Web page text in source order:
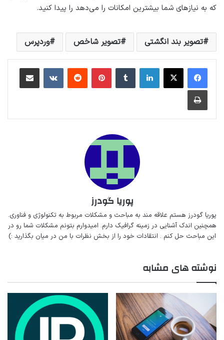
که به نیازهای شما بیشترین امکانات را می‌دهد را پیدا کنید.
تصویر بند انگشتی تصویر شاخص وردپرس
لینکداینتامبلر پینتریستReddit
VKontakteاشتراک گذاری با ایمیل
چاپ
پوریا گودرز
پوریا گودرز هستم‌ علاقه مند به مباحث‌ و‌‌ مشکلات مربوط به تکنولوژی و فناوری.
همچنین اندک آشنایی در زمینه گرافیک دارم. امیدوارم بتونم مشکلات شما رو در
این مباحث حل کنم . انتقادات خود را از بخش نظرات با من در میان بگذارید :)
نوشته های مشابه